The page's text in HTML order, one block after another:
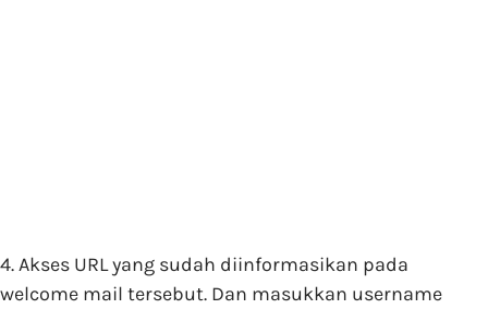
4. Akses URL yang sudah diinformasikan pada
welcome mail tersebut. Dan masukkan username